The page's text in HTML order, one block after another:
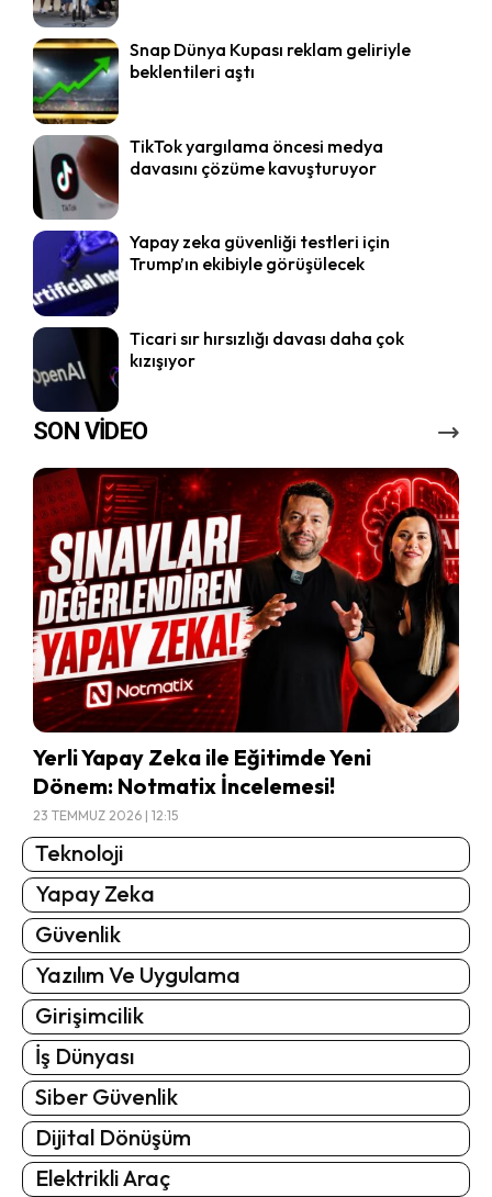
Snap Dünya Kupası reklam geliriyle
beklentileri aştı
TikTok yargılama öncesi medya
davasını çözüme kavuşturuyor
Yapay zeka güvenliği testleri için
Trump’ın ekibiyle görüşülecek
Ticari sır hırsızlığı davası daha çok
kızışıyor
SON VİDEO
Yerli Yapay Zeka ile Eğitimde Yeni
Dönem: Notmatix İncelemesi!
23 TEMMUZ 2026 | 12:15
Teknoloji
Yapay Zeka
Güvenlik
Yazılım Ve Uygulama
Girişimcilik
İş Dünyası
Siber Güvenlik
Dijital Dönüşüm
Elektrikli Araç